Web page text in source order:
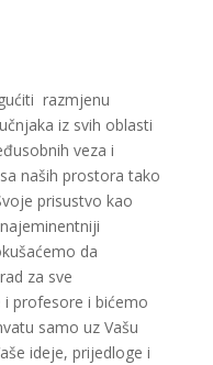
razmjenu
iz svih oblasti
veza i
naših prostora tako
prisustvo kao
da
za sve
profesore i bićemo
samo uz Vašu
ideje, prijedloge i